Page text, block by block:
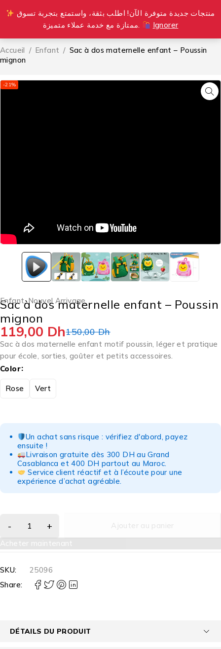
ممتازة مع خدمة عملاء متميزة.
Ignorer
0
Accueil / Enfant / Sac à dos maternelle enfant – Poussin
mignon
-21%
Enfant,Nouvel Arrivage
Sac à dos maternelle enfant – Poussin
mignon
150,00Dh
119,00 Dh
Sac à dos maternelle enfant motif poussin, léger et pratique
pour école, sorties, goûter et petits accessoires.
Color
Rose Vert
Un achat sans risque : vérifiez d'abord, payez
ensuite !
Livraison gratuite dès 300 DH au Grand
Casablanca et 400 DH partout au Maroc.
Service client réactif et à l’écoute pour une
expérience d’achat agréable.
Ajouter au panier
Acheter maintenant
SKU:
25096
Share:
DÉTAILS DU PRODUIT